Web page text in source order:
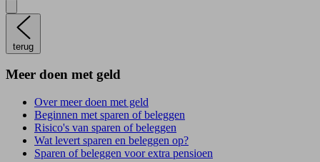
terug
Meer doen met geld
Over meer doen met geld
Beginnen met sparen of beleggen
Risico's van sparen of beleggen
Wat levert sparen en beleggen op?
Sparen of beleggen voor extra pensioen